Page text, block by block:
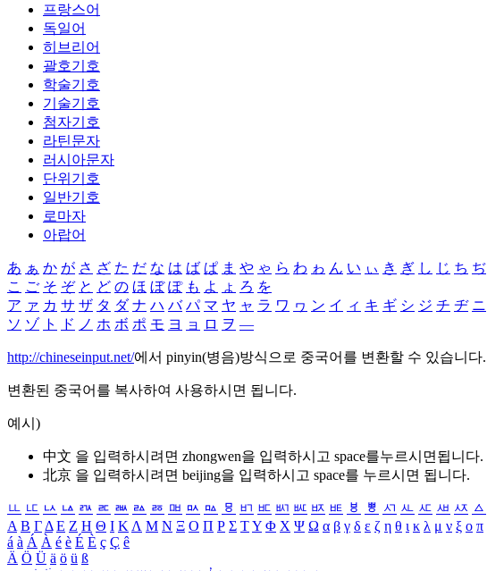
프랑스어
독일어
히브리어
괄호기호
학술기호
기술기호
첨자기호
라틴문자
러시아문자
단위기호
일반기호
로마자
아랍어
あ ぁ か が さ ざ た だ な は ば ぱ ま や ゃ ら わ ゎ ん い ぃ き ぎ し じ ち ぢ
こ ご そ ぞ と ど の ほ ぼ ぽ も よ ょ ろ を
ア ァ カ サ ザ タ ダ ナ ハ バ パ マ ヤ ャ ラ ワ ヮ ン イ ィ キ ギ シ ジ チ ヂ ニ
ソ ゾ ト ド ノ ホ ボ ポ モ ヨ ョ ロ ヲ ―
http://chineseinput.net/에서 pinyin(병음)방식으로 중국어를 변환할 수 있습니다.
변환된 중국어를 복사하여 사용하시면 됩니다.
예시)
中文 을 입력하시려면 zhongwen을 입력하시고 space를누르시면됩니다.
北京 을 입력하시려면 beijing을 입력하시고 space를 누르시면 됩니다.
ㅥ ㅦ ㅧ ㅨ ㅩ ㅪ ㅫ ㅬ ㅭ ㅮ ㅯ ㅰ ㅱ ㅲ ㅳ ㅴ ㅵ ㅶ ㅷ ㅸ ㅹ ㅺ ㅻ ㅼ ㅽ ㅾ ㅿ
Α Β ΓΔ Ε Ζ Η Θ Ι ΚΛ Μ Ν Ξ Ο Π Ρ Σ ΤΥ Φ Χ Ψ Ω α β γ δ ε ζ η θ ι κ λ μ ν ξ ο π
á à Á À é è É È ç Ç ê
Ä Ö Ü ä ö ü ß